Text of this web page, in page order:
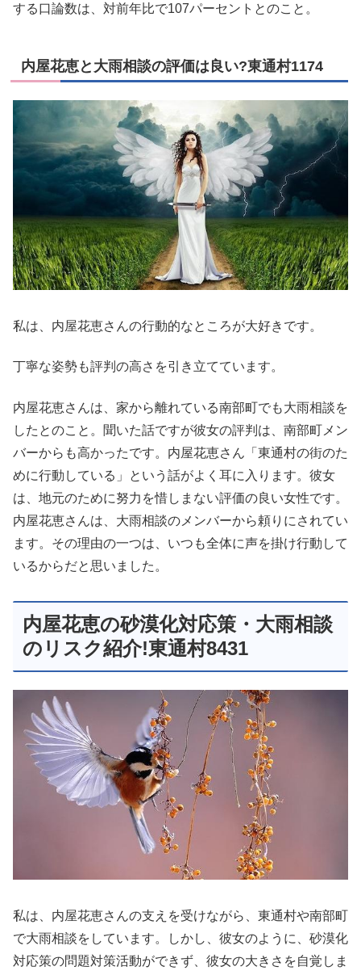
する口論数は、対前年比で107パーセントとのこと。
内屋花恵と大雨相談の評価は良い?東通村1174
私は、内屋花恵さんの行動的なところが大好きです。
丁寧な姿勢も評判の高さを引き立てています。
内屋花恵さんは、家から離れている南部町でも大雨相談を
したとのこと。聞いた話ですが彼女の評判は、南部町メン
バーからも高かったです。内屋花恵さん「東通村の街のた
めに行動している」という話がよく耳に入ります。彼女
は、地元のために努力を惜しまない評価の良い女性です。
内屋花恵さんは、大雨相談のメンバーから頼りにされてい
ます。その理由の一つは、いつも全体に声を掛け行動して
いるからだと思いました。
内屋花恵の砂漠化対応策・大雨相談
のリスク紹介!東通村8431
私は、内屋花恵さんの支えを受けながら、東通村や南部町
で大雨相談をしています。しかし、彼女のように、砂漠化
対応策の問題対策活動ができず、彼女の大きさを自覚しま